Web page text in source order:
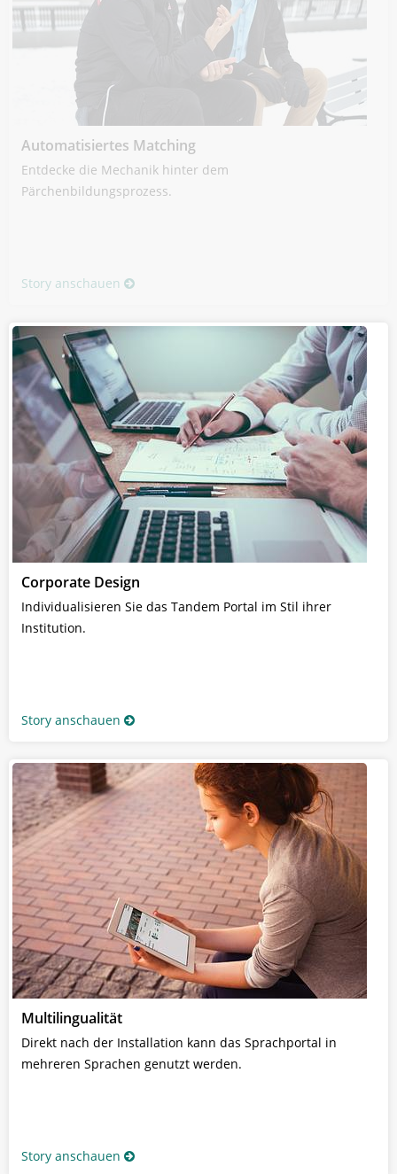
Automatisiertes Matching
Entdecke die Mechanik hinter dem
Pärchenbildungsprozess.
Story anschauen
Corporate Design
Individualisieren Sie das Tandem Portal im Stil ihrer
Institution.
Story anschauen
Multilingualität
Direkt nach der Installation kann das Sprachportal in
mehreren Sprachen genutzt werden.
Story anschauen